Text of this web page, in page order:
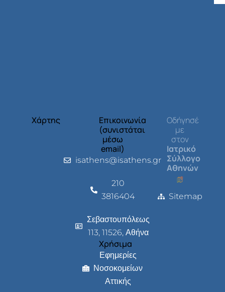
Χάρτης
Επικοινωνία
(συνιστάται
μέσω
email)
isathens@isathens.gr
210
3816404
Σεβαστουπόλεως
113, 11526, Αθήνα
Χρήσιμα
Εφημερίες
Νοσοκομείων
Αττικής
Οδήγησέ
με
στον
Ιατρικό
Σύλλογο
Αθηνών
Sitemap